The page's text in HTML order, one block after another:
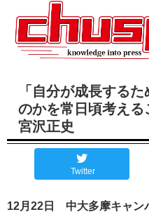
「自分が成長する
のかを常日頃考える
宮沢正史
Twitter
12月22日 中大多摩キャン